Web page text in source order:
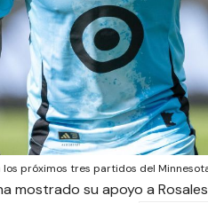
próximos tres partidos del
mostrado su apoyo a